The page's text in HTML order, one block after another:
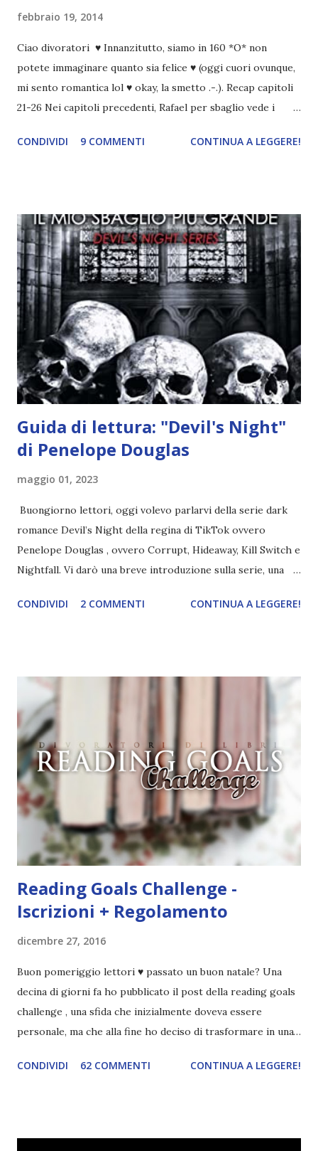
febbraio 19, 2014
Ciao divoratori ♥ Innanzitutto, siamo in 160 *O* non
potete immaginare quanto sia felice ♥ (oggi cuori ovunque,
mi sento romantica lol ♥ okay, la smetto .-.). Recap capitoli
21-26 Nei capitoli precedenti, Rafael per sbaglio vede i
incontrano e Hesediel mostra loro come combattere i puri.
angelo puro, Elemiah. Ma, a differenza di cosa pensano,
l'angelo non ha intenzione di fare una strage, piuttosto è lì
per avvertili che Mikael non è più "l'angelo puro" che
credono e che potrebbe aver ucciso altri mezzi angeli, tipo
Rafael. A quelle parole, Haniel seguito da altri ibridi, si reca
nell'appartamento, senza risultati. Infine cercano nella
chiesetta. Lì trovano Rafael alle prese con gli angeli puri,
ma questa volta ...
CONDIVIDI 9 COMMENTI CONTINUA A LEGGERE!
Guida di lettura: "Devil's Night"
di Penelope Douglas
maggio 01, 2023
Buongiorno lettori, oggi volevo parlarvi della serie dark
romance Devil’s Night della regina di TikTok ovvero
Penelope Douglas , ovvero Corrupt, Hideaway, Kill Switch e
Nightfall. Vi darò una breve introduzione sulla serie, una
e anche un breve commento sui libri singoli. I libri sono in
grande (Devil's Night 1#) Autrice : Penelope Douglas
Pagine: 448 Editore: Newton Compton Editori
Pubblicazione: 10 Gennaio 2023 Traduttore: Laura Lancini
Trama: “Si chiama Michael Crist. È il fratello maggiore del
mio ragazzo ed è come quei film dell'orrore che guardi
coprendoti gli occhi. È bellissimo, forte, e assolutamente
terrificante. Non mi vede neppure. Ma io l'ho notato. L'ho
visto, l'ho sentito. Le cose che ha fatto, i misfatti ch...
CONDIVIDI 2 COMMENTI CONTINUA A LEGGERE!
Reading Goals Challenge -
Iscrizioni + Regolamento
dicembre 27, 2016
Buon pomeriggio lettori ♥ passato un buon natale? Una
decina di giorni fa ho pubblicato il post della reading goals
challenge , una sfida che inizialmente doveva essere
personale, ma che alla fine ho deciso di trasformare in una
persone interessate. E quindi eccomi qui con il post delle
CONDIVIDI 62 COMMENTI CONTINUA A LEGGERE!